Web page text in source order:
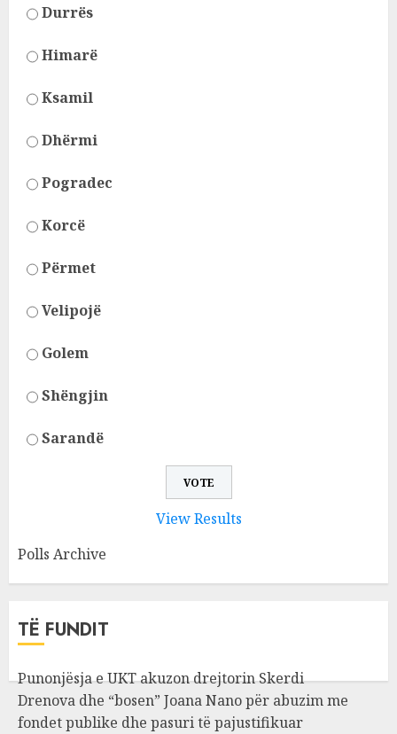
Durrës
Himarë
Ksamil
Dhërmi
Pogradec
Korcë
Përmet
Velipojë
Golem
Shëngjin
Sarandë
View Results
Polls Archive
TË FUNDIT
Punonjësja e UKT akuzon drejtorin Skerdi
Drenova dhe “bosen” Joana Nano për abuzim me
fondet publike dhe pasuri të pajustifikuar